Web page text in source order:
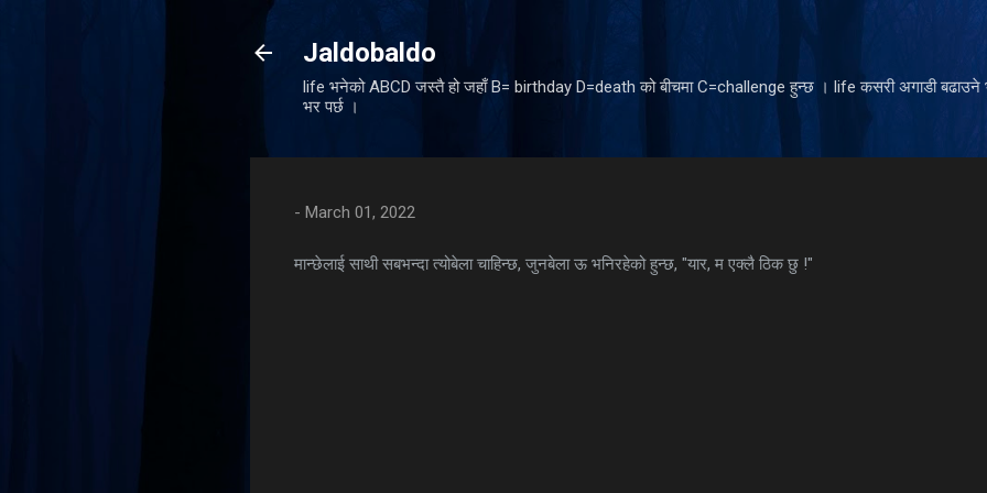
Jaldobaldo
life भनेको ABCD जस्तै हो जहाँ B= birthday D=death को बीचमा C=challenge हुन्छ । life कसरी अगाडी
भर पर्छ ।
- March 01, 2022
मान्छेलाई साथी सबभन्दा त्योबेला चाहिन्छ, जुनबेला ऊ भनिरहेको हुन्छ, "यार, म एक्लै ठिक छु !"